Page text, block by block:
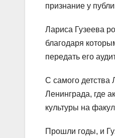
признание у
Лариса Гузеева
благодаря
передать его
С самого детства
Ленинграда, где
культуры на
Прошли годы, и